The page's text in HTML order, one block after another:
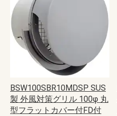
BSW100SBR10MDSP SUS
製 外風対策グリル 100φ 丸
型フラットカバー付FD付